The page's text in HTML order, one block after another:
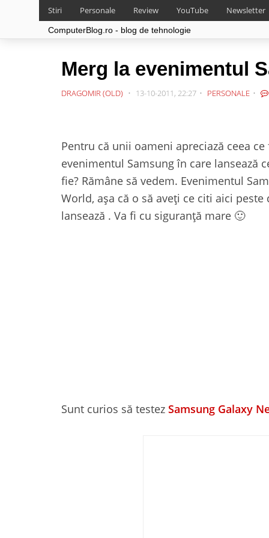
Stiri Personale Review YouTube Newsletter
ComputerBlog.ro - blog de tehnologie
Merg la evenimentul
DRAGOMIR (OLD) 13-10-2011, 22:27 PERSONALE
Pentru că unii oameni apreciază ceea
evenimentul Samsung în care lansează
fie? Rămâne să vedem. Evenimentul
World, așa că o să aveți ce citi aici
lansează . Va fi cu siguranță mare 🙂
Sunt curios să testez Samsung Galaxy